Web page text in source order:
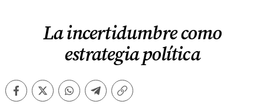
La incertidumbre como
estrategia política
FacebookTwitterWhatsappTelegramCopiar